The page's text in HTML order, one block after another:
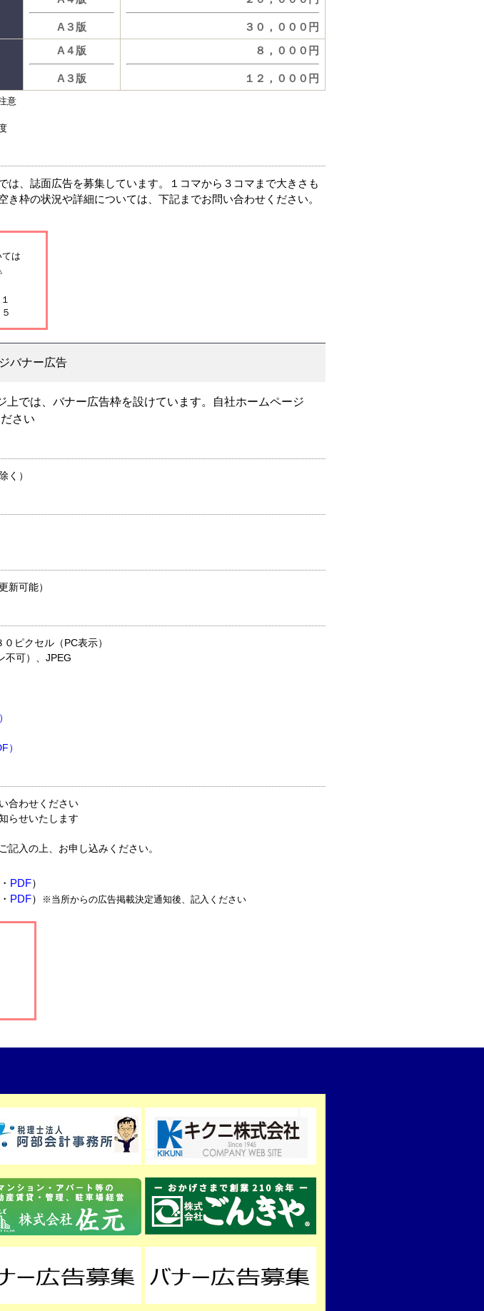
A３版 ３０，０００円
A４版
A３版
８，０００円
１２，０００円
意
は、誌面広告を募集しています。１コマから３コマまで大きさも
き枠の状況や詳細については、下記までお問い合わせください。
は
バナー広告
上では、バナー広告枠を設けています。自社ホームページ
さい
く）
新可能）
ピクセル（PC表示）
不可）、JPEG
）
合わせください
らせいたします
記入の上、お申し込みください。
・ PDF）
・ PDF） ※当所からの広告掲載決定通知後、記入ください